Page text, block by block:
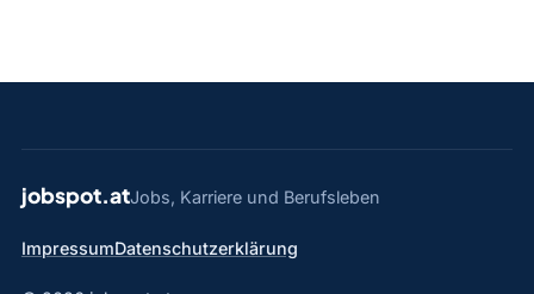
jobspot.atJobs, Karriere und Berufsleben
ImpressumDatenschutzerklärung